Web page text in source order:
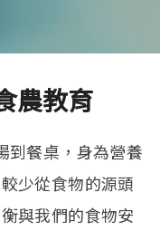
Open
Open
農教育
到餐桌，身為營養
少從食物的源頭
與我們的食物安